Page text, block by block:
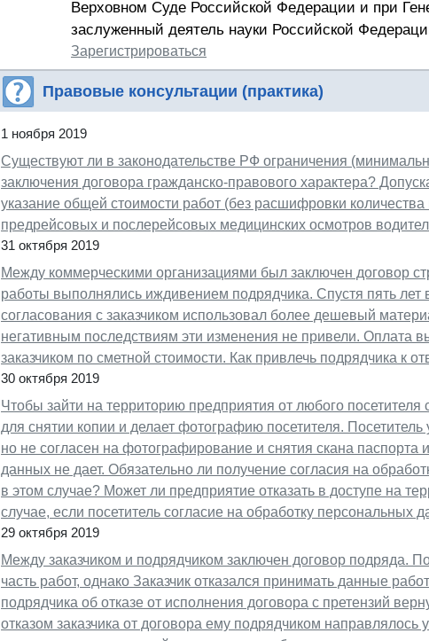
Верховном Суде Российской Федерации и при
заслуженный деятель науки Российской
Зарегистрироваться
Правовые консультации (практика)
1 ноября 2019
Существуют ли в законодательстве РФ ограничения
заключения договора гражданско-правового характера?
указание общей стоимости работ (без расшифровки количества
предрейсовых и послерейсовых медицинских осмотров
31 октября 2019
Между коммерческими организациями был заключен договор
работы выполнялись иждивением подрядчика. Спустя пять лет
согласования с заказчиком использовал более дешевый
негативным последствиям эти изменения не привели. Оплата
заказчиком по сметной стоимости. Как привлечь подрядчика к
30 октября 2019
Чтобы зайти на территорию предприятия от любого посетителя
для снятии копии и делает фотографию посетителя.
но не согласен на фотографирование и снятия скана паспорта
данных не дает. Обязательно ли получение согласия на
в этом случае? Может ли предприятие отказать в доступе на
случае, если посетитель согласие на обработку персональных
29 октября 2019
Между заказчиком и подрядчиком заключен договор подряда.
часть работ, однако Заказчик отказался принимать данные
подрядчика об отказе от исполнения договора с претензий
отказом заказчика от договора ему подрядчиком